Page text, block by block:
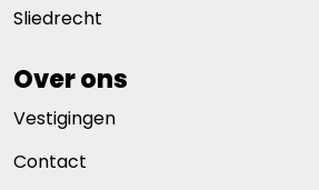
Sliedrecht
Over ons
Vestigingen
Contact